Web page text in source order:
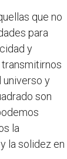
que no
para
y
universo y
son
la
la solidez en